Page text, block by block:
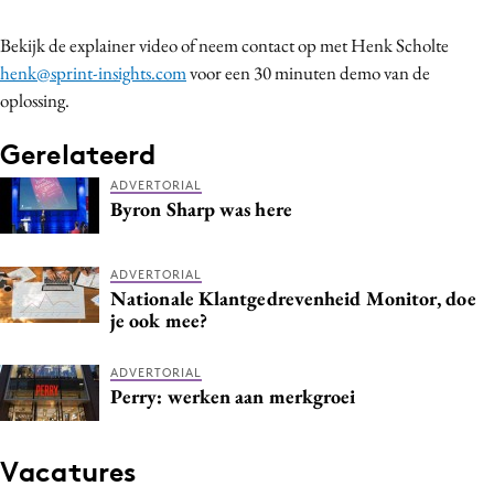
Interne communicatie
Martech
Merkstrategie
PR
Programmatic
Reputatie & crisis
Bekijk de explainer video of neem contact op met Henk Scholte
henk@sprint-insights.comvoor een 30 minuten demo van de
oplossing.
Gerelateerd
ADVERTORIAL
Byron Sharp was here
ADVERTORIAL
Nationale Klantgedrevenheid Monitor, doe
je ook mee?
ADVERTORIAL
Perry: werken aan merkgroei
Vacatures